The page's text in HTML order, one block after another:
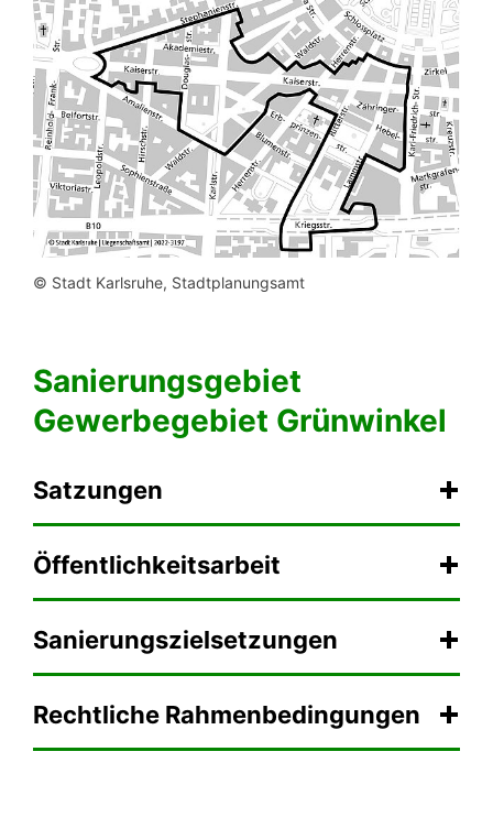
© Stadt Karlsruhe, Stadtplanungsamt
Sanierungsgebiet
Gewerbegebiet Grünwinkel
Satzungen
Öffentlichkeitsarbeit
Sanierungszielsetzungen
Rechtliche Rahmenbedingungen